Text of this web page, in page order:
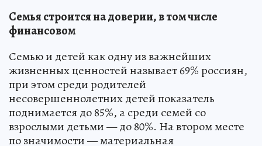
Семья строится на доверии, в том числе
финансовом
Семью и детей как одну из важнейших
жизненных ценностей называет 69% россиян,
при этом среди родителей
несовершеннолетних детей показатель
поднимается до 85%, а среди семей со
взрослыми детьми — до 80%. На втором месте
по значимости — материальная